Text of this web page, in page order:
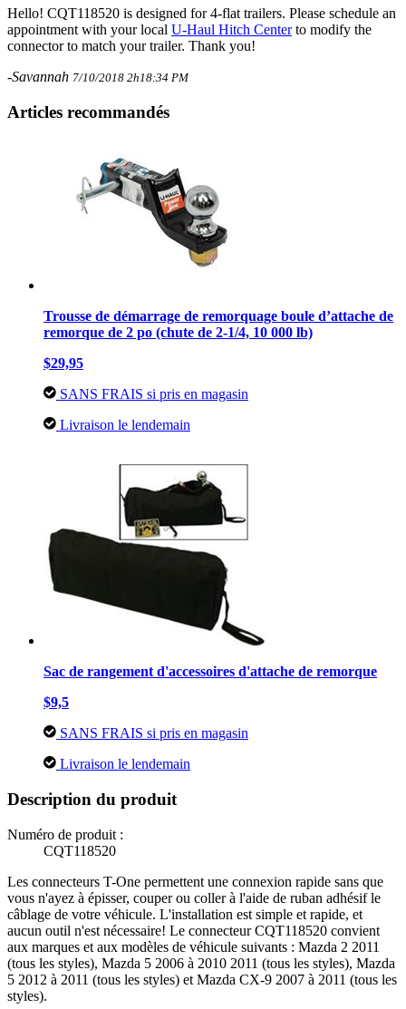
Hello! CQT118520 is designed for 4-flat trailers. Please schedule an
appointment with your local U-Haul Hitch Centerto modify the
connector to match your trailer. Thank you!
-Savannah 7/10/2018 2h18:34 PM
Articles recommandés
Trousse de démarrage de remorquage boule d’attache de
remorque de 2 po (chute de 2-1/4, 10 000 lb)
$29,95
SANS FRAIS si pris en magasin
Livraison le lendemain
Sac de rangement d'accessoires d'attache de remorque
$9,5
SANS FRAIS si pris en magasin
Livraison le lendemain
Description du produit
Numéro de produit :
CQT118520
Les connecteurs T-One permettent une connexion rapide sans que
vous n'ayez à épisser, couper ou coller à l'aide de ruban adhésif le
câblage de votre véhicule. L'installation est simple et rapide, et
aucun outil n'est nécessaire! Le connecteur CQT118520 convient
aux marques et aux modèles de véhicule suivants : Mazda 2 2011
(tous les styles), Mazda 5 2006 à 2010 2011 (tous les styles), Mazda
5 2012 à 2011 (tous les styles) et Mazda CX-9 2007 à 2011 (tous les
styles).